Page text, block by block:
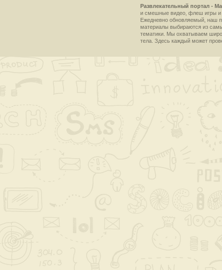
Развлекательный портал -
и смешные видео, флеш игры и
Ежедневно обновляемый, наш
материалы выбираются из
тематики. Мы охватываем
тела. Здесь каждый может